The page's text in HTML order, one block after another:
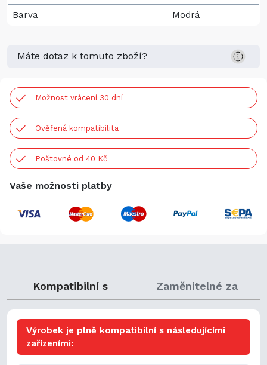
Barva
Modrá
Máte dotaz k tomuto zboží?
Možnost vrácení 30 dní
Ověřená kompatibilita
Poštovné od 40 Kč
Vaše možnosti platby
Kompatibilní s Zaměnitelné za
Výrobek je plně kompatibilní s následujícími
zařízeními: